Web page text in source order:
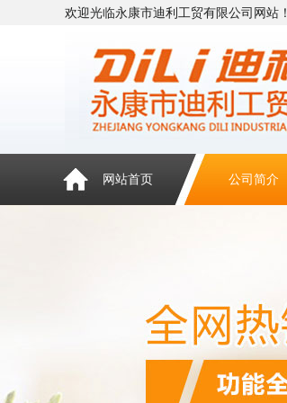
欢迎光临永康市迪利工贸有限公司网站！
网站首页 公司简介